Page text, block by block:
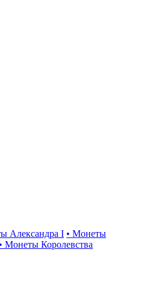
Александра I • Монеты
• Монеты Королевства